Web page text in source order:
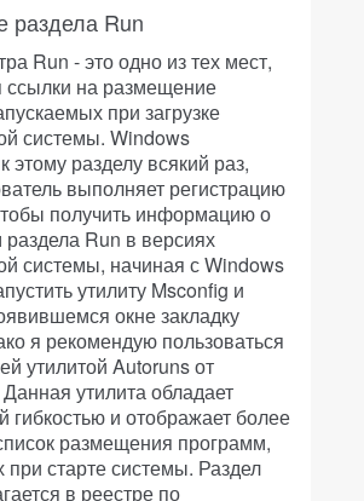
раздела Run
Run - это одно из тех мест,
ссылки на размещение
при загрузке
системы. Windows
этому разделу всякий раз,
выполняет регистрацию
получить информацию о
Run в версиях
системы, начиная с Windows
утилиту Msconfig и
окне закладку
я рекомендую пользоваться
утилитой Autoruns от
утилита обладает
гибкостью и отображает более
размещения программ,
при старте системы. Раздел
в реестре по